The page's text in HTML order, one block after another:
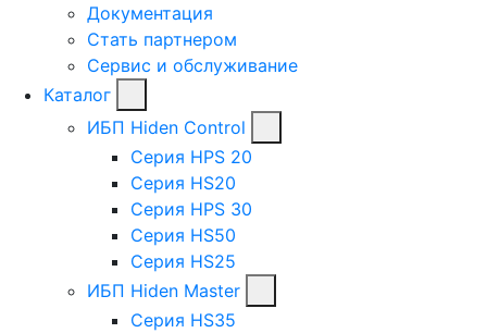
Документация
Стать партнером
Сервис и обслуживание
Каталог
ИБП Hiden Control
Серия HPS 20
Серия HS20
Серия HPS 30
Серия HS50
Серия HS25
ИБП Hiden Master
Серия HS35